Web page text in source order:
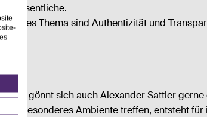
Wesentliche.
dieses Thema sind Authentizität und
gönnt sich auch Alexander Sattler
besonderes Ambiente treffen, entsteht